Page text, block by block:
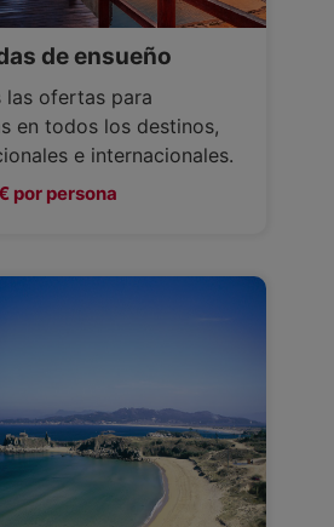
de ensueño
las ofertas para
en todos los destinos,
e internacionales.
por persona